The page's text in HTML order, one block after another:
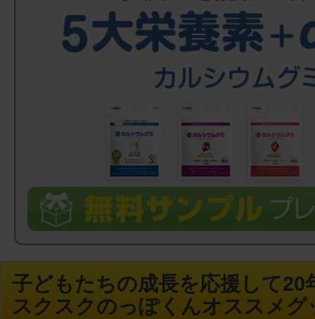
子どもたちの成長を応援して20
スクスクのっぽくんオススメグ